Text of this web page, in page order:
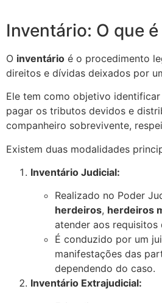
Inventário: O que
O inventário é o procedimento
direitos e dívidas deixados por
Ele tem como objetivo
pagar os tributos devidos e
companheiro sobrevivente,
Existem duas modalidades
Inventário Judicial:
Realizado no Poder
herdeiros, herdeiros
atender aos
É conduzido por um
manifestações das
dependendo do caso.
Inventário Extrajudicial: